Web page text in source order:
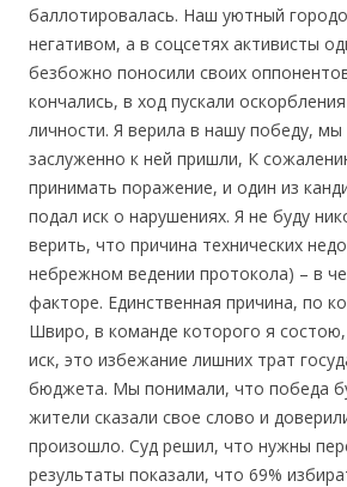
баллотировалась. Наш уютный
негативом, а в соцсетях активисты
безбожно поносили своих
кончались, в ход пускали
личности. Я верила в нашу победу,
заслуженно к ней пришли, К
принимать поражение, и один из
подал иск о нарушениях. Я не буду
верить, что причина технических
небрежном ведении протокола) – в
факторе. Единственная причина, по
Швиро, в команде которого я
иск, это избежание лишних трат
бюджета. Мы понимали, что победа
жители сказали свое слово и
произошло. Суд решил, что нужны
результаты показали, что 69%